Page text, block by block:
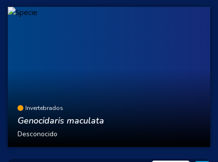
Invertebrados
Genocidaris maculata
Desconocido